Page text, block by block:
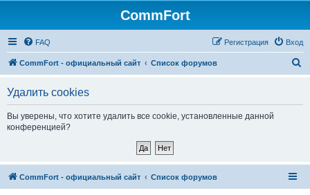
CommFort
FAQ Вход
Регистрация
CommFort - официальный сайт Список форумов
Удалить cookies
Вы уверены, что хотите удалить все cookie, установленные данной
конференцией?
CommFort - официальный сайт Список форумов